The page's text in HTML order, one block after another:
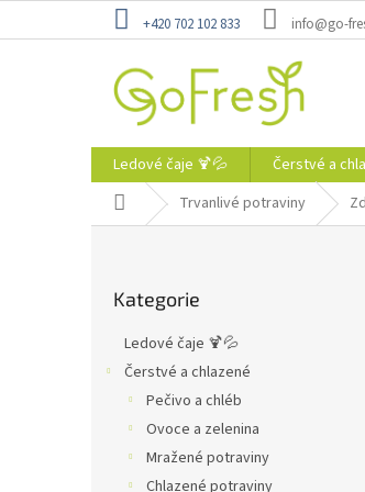
+420 702 102 833 info@go-
Ledové čaje 🍹💦 Čerstvé a
Domů Trvanlivé potraviny
kategorie
Kategorie
Ledové čaje 🍹💦
Čerstvé a chlazené
Pečivo a chléb
Ovoce a zelenina
Mražené potraviny
Chlazené potraviny